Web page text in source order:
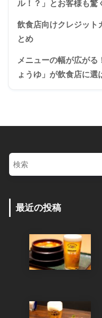
ル！？」とお客様も驚
飲食店向けクレジット
とめ
メニューの幅が広がる
ょうゆ」が飲食店に選
最近の投稿